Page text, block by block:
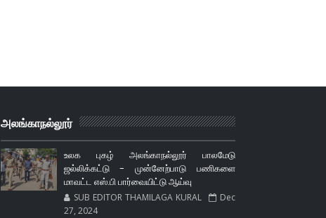
அலங்காநல்லூர்
உலக புகழ் அலங்காநல்லூர் பாலமேடு
ஜல்லிக்கட்டு - முன்னேற்பாடு பணிகளை
மாவட்ட எஸ்.பி பார்வையிட்டு ஆய்வு
SUB EDITOR THAMILAGA KURAL
Dec
27, 2024